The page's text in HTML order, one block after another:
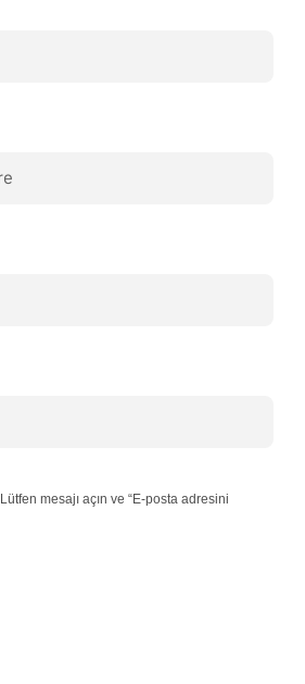
mesajı açın ve “E-posta adresini